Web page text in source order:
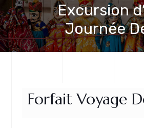
Excursion
Journée
Forfait Voyage